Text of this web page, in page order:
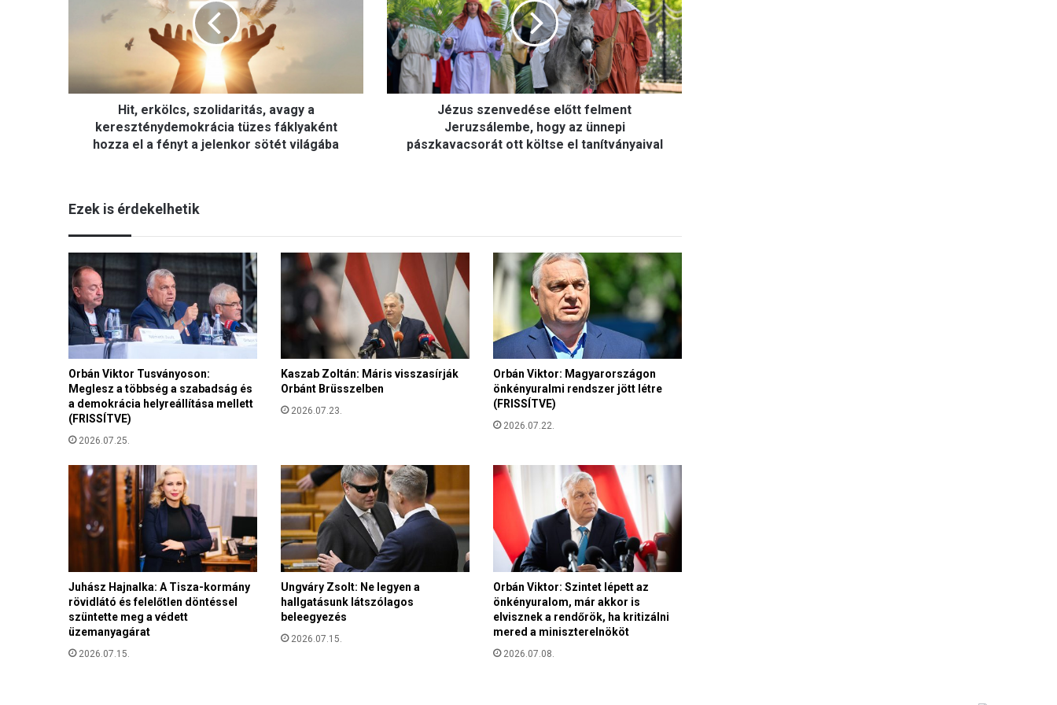
ö
l
a
i
t
á
s
,
a
v
a
g
y
t
é
n
y
d
e
Hit, erkölcs, szolidaritás, avagy a
kereszténydemokrácia tüzes fáklyaként
hozza el a fényt a jelenkor sötét világába
u
s
s
z
e
n
f
e
l
m
e
n
z
s
á
e
m
b
e
,
Jézus szenvedése előtt felment
Jeruzsálembe, hogy az ünnepi
pászkavacsorát ott költse el tanítványaival
Ezek is érdekelhetik
Orbán Viktor Tusványoson:
Meglesz a többség a szabadság és
a demokrácia helyreállítása mellett
(FRISSÍTVE)
2026.07.25.
Kaszab Zoltán: Máris visszasírják
Orbánt Brüsszelben
2026.07.23.
Orbán Viktor: Magyarországon
önkényuralmi rendszer jött létre
(FRISSÍTVE)
2026.07.22.
Juhász Hajnalka: A Tisza-kormány
rövidlátó és felelőtlen döntéssel
szüntette meg a védett
üzemanyagárat
2026.07.15.
Ungváry Zsolt: Ne legyen a
hallgatásunk látszólagos
beleegyezés
2026.07.15.
Orbán Viktor: Szintet lépett az
önkényuralom, már akkor is
elvisznek a rendőrök, ha kritizálni
mered a miniszterelnököt
2026.07.08.